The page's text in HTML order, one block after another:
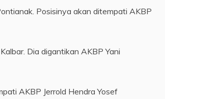
Posisinya akan ditempati AKBP
Dia digantikan AKBP Yani
AKBP Jerrold Hendra Yosef